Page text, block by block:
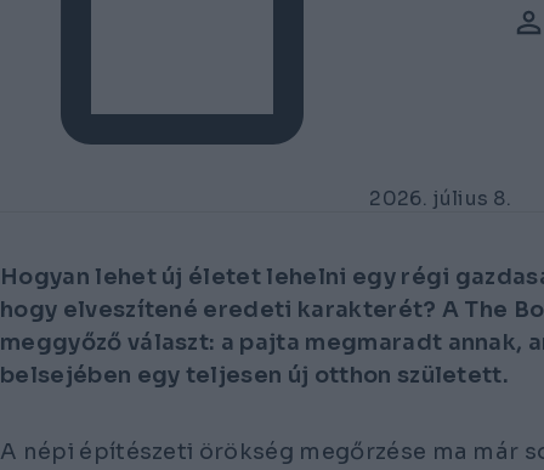
2026. július 8.
Hogyan lehet új életet lehelni egy régi
hogy elveszítené eredeti karakterét? A The
meggyőző választ: a pajta megmaradt annak,
belsejében egy teljesen új otthon született.
A népi építészeti örökség megőrzése ma már